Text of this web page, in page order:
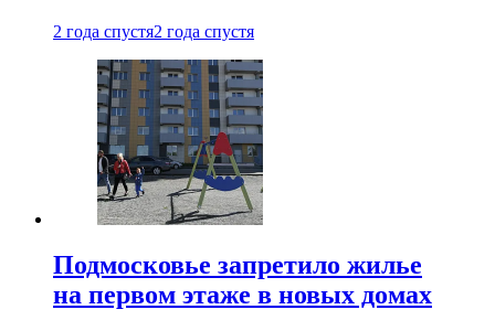
2 года спустя2 года спустя
Подмосковье запретило жилье
на первом этаже в новых домах